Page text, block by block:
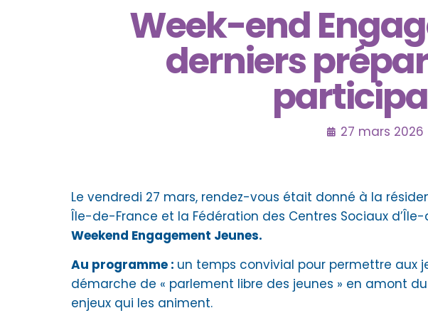
Week-end
derniers
27 mars 2026
Le vendredi 27 mars, rendez-vous était donné à la
Île-de-France et la Fédération des Centres Sociaux
Weekend Engagement Jeunes.
Au programme : un temps convivial pour permettre aux
démarche de « parlement libre des jeunes » en amont
enjeux qui les animent.